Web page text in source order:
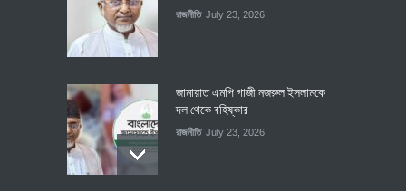
রাজনীতি July 23, 2026
জামায়াত এমপি গাজী নজরুল ইসলামকে
দল থেকে বহিষ্কার
রাজনীতি July 23, 2026